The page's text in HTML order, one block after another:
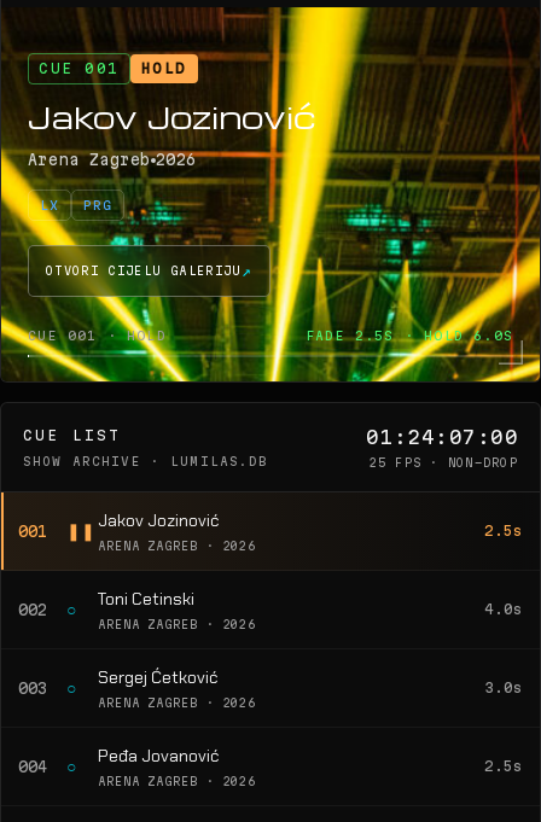
CUE 001 HOLD
Jakov Jozinović
Arena Zagreb 2026
LX PRG
OTVORI CIJELU GALERIJU
CUE 001 · HOLD FADE 2.5S · HOLD 6.0S
CUE LIST
SHOW ARCHIVE · LUMILAS.DB
01:24:07:00
25 FPS · NON-DROP
001 ❚❚ Jakov Jozinović
ARENA ZAGREB · 2026
2.5s
002 ○ Toni Cetinski
ARENA ZAGREB · 2026
4.0s
003 ○ Sergej Ćetković
ARENA ZAGREB · 2026
3.0s
004 ○ Peđa Jovanović
ARENA ZAGREB · 2026
2.5s